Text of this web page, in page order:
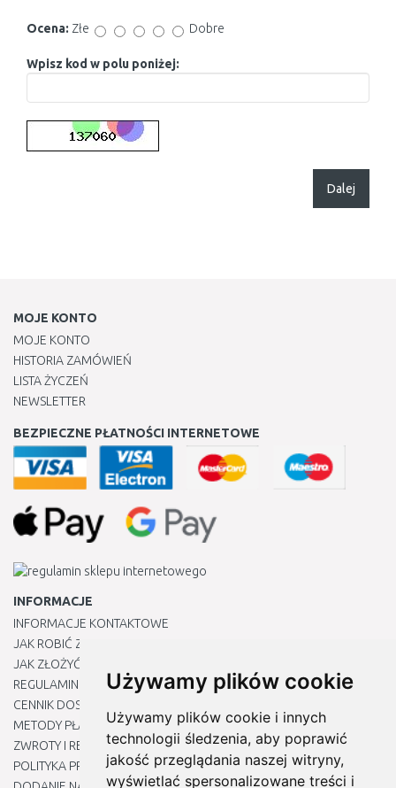
Używamy plików cookie
Używamy plików cookie i innych
technologii śledzenia, aby poprawić
jakość przeglądania naszej witryny,
wyświetlać spersonalizowane treści i
Ocena: Złe Dobre
Wpisz kod w polu poniżej:
Dalej
MOJE KONTO
MOJE KONTO
HISTORIA ZAMÓWIEŃ
LISTA ŻYCZEŃ
NEWSLETTER
BEZPIECZNE PŁATNOŚCI INTERNETOWE
INFORMACJE
INFORMACJE KONTAKTOWE
JAK ROBIĆ ZAKUPY ?
JAK ZŁOŻYĆ REKLAMACJĘ
REGULAMIN
CENNIK DOSTAWY
METODY PŁATNOŚCI
ZWROTY I REKLAMACJE PRODUKTÓW
POLITYKA PRYWATNOŚCI